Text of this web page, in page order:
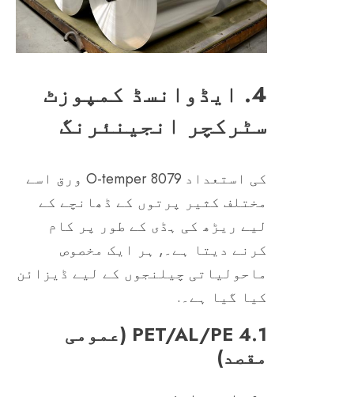
4. ایڈوانسڈ کمپوزٹ
سٹرکچر انجینئرنگ
کی استعداد 8079 O-temper ورق اسے
مختلف کثیر پرتوں کے ڈھانچے کے
لیے ریڑھ کی ہڈی کے طور پر کام
کرنے دیتا ہے۔, ہر ایک مخصوص
ماحولیاتی چیلنجوں کے لیے ڈیزائن
کیا گیا ہے۔.
4.1 PET/AL/PE (عمومی
مقصد)